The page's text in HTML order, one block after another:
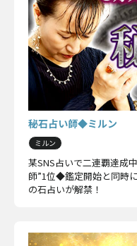
秘石占い師◆ミルン
ミルン
某SNS占いで二連覇達成
師”1位◆鑑定開始と同時
の石占いが解禁！